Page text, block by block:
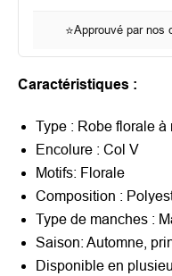
⭐Approuvé par nos
Caractéristiques :
Type : Robe florale
Encolure : Col V
Motifs: Florale
Composition :
Type de manches :
Saison: Automne,
Disponible en